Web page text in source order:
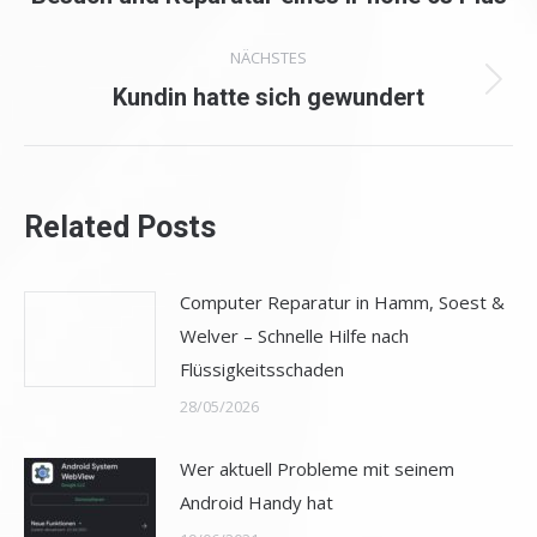
NÄCHSTES
Nächster
Kundin hatte sich gewundert
Related Posts
Computer Reparatur in Hamm, Soest &
Welver – Schnelle Hilfe nach
Flüssigkeitsschaden
28/05/2026
Wer aktuell Probleme mit seinem
Android Handy hat